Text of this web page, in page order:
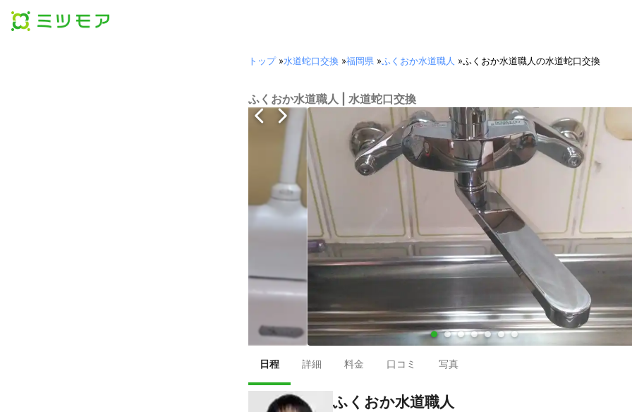
トップ»水道蛇口交換 »福岡県 »ふくおか水道職人 »ふくおか水道職人の水道蛇口交換
ふくおか水道職人 | 水道蛇口交換
● ● ● ● ● ● ●
日程 詳細 料金 口コミ 写真
ふくおか水道職人